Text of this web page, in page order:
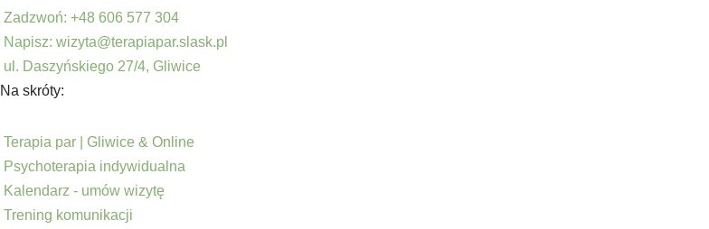
Zadzwoń: +48 606 577 304
Napisz: wizyta@terapiapar.slask.pl
ul. Daszyńskiego 27/4, Gliwice
Na skróty:
Terapia par | Gliwice & Online
Psychoterapia indywidualna
Kalendarz - umów wizytę
Trening komunikacji